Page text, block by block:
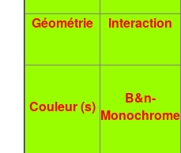
Géométrie Interaction
Couleur (s)
B&n-
Monochrome